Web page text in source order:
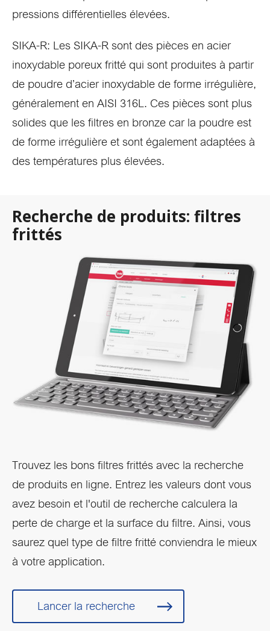
pressions différentielles élevées.
SIKA-R: Les SIKA-R sont des pièces en acier
inoxydable poreux fritté qui sont produites à partir
de poudre d’acier inoxydable de forme irrégulière,
généralement en AISI 316L. Ces pièces sont plus
solides que les filtres en bronze car la poudre est
de forme irrégulière et sont également adaptées à
des températures plus élevées.
Recherche de produits: filtres
frittés
Trouvez les bons filtres frittés avec la recherche
de produits en ligne. Entrez les valeurs dont vous
avez besoin et l'outil de recherche calculera la
perte de charge et la surface du filtre. Ainsi, vous
saurez quel type de filtre fritté conviendra le mieux
à votre application.
Lancer la recherche